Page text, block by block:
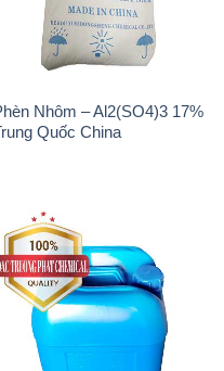
Axit Phosphoric – Acid
Phosphoric H3PO4 85% Đức
Giang Việt Nam